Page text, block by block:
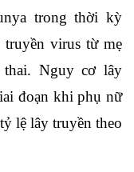
trong thời kỳ
truyền virus từ mẹ
thai. Nguy cơ lây
đoạn khi phụ nữ
lệ lây truyền theo